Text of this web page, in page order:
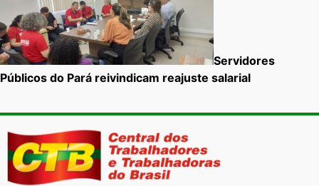
Servidores
Públicos do Pará reivindicam reajuste salarial